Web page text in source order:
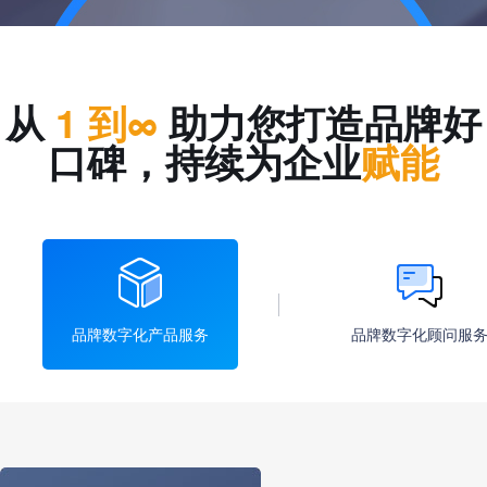
从 1 到∞ 助力您打造品牌好
口碑，持续为企业赋能
品牌数字化产品服务 品牌数字化顾问服务